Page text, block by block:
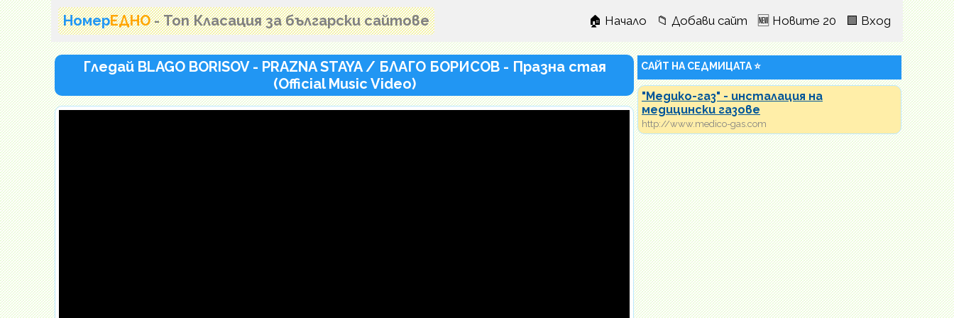
НомерЕДНО - Топ Класация за български сайтове 🏠 Начало 📁 Добави сайт 🆕 Новите 20 🟩 Вход
Гледай BLAGO BORISOV - PRAZNA STAYA / БЛАГО БОРИСОВ - Празна стая
(Official Music Video)
САЙТ НА СЕДМИЦАТА ⭐
"Медико-газ" - инсталация на
медицински газове
http://www.medico-gas.com